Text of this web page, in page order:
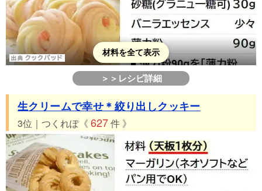
材料を全て表示
＞＞レシピ詳細
生クリームで幸せ＊絞り出しクッキー
3位｜つくれぽ《 627件 》